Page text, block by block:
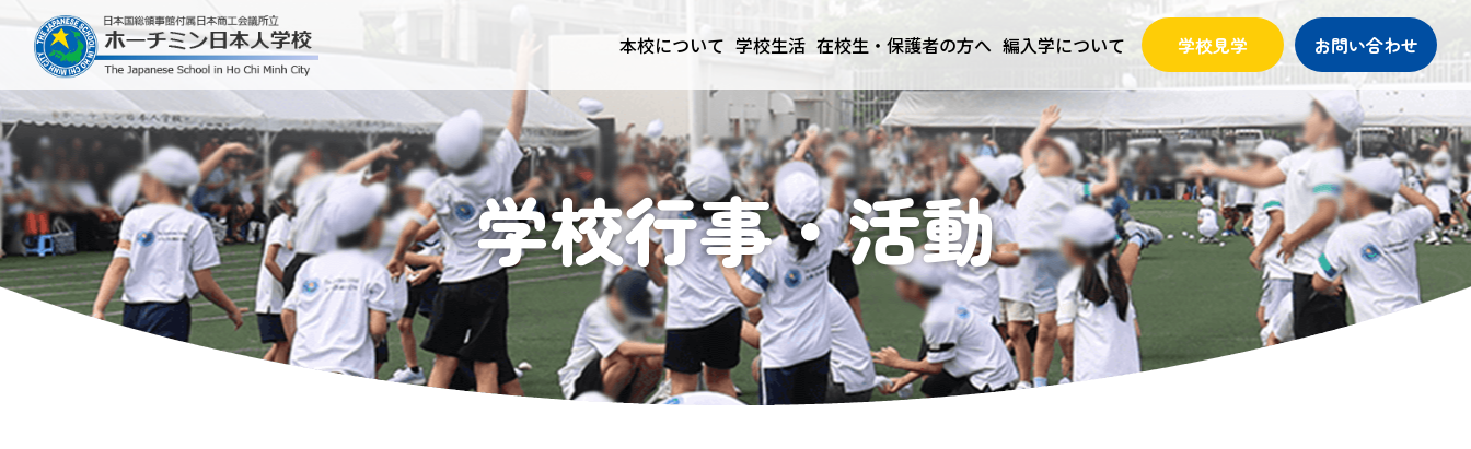
本校について 学校生活 在校生・保護者の方へ 編入学について 学校見学 お問い合わせ
学校行事・活動